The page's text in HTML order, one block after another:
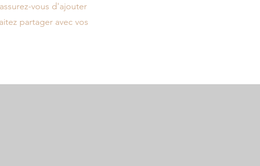
vous d'ajouter
partager avec vos